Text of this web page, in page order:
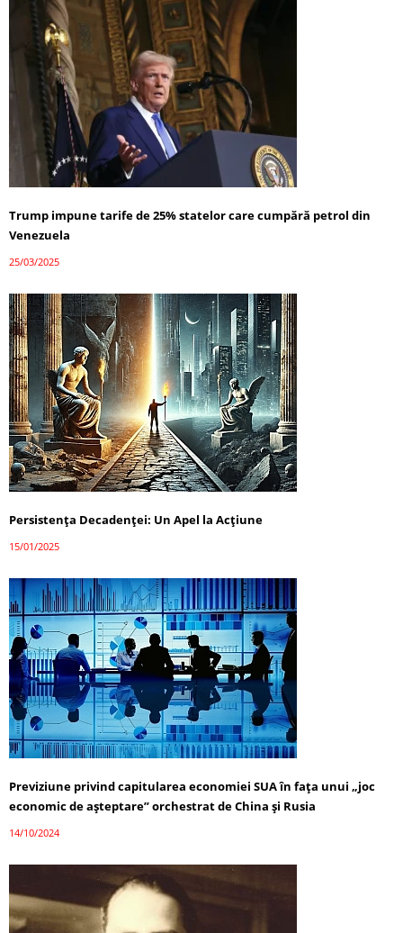
Trump impune tarife de 25% statelor care cumpără petrol din
Venezuela
25/03/2025
Persistența Decadenței: Un Apel la Acțiune
15/01/2025
Previziune privind capitularea economiei SUA în fața unui „joc
economic de așteptare” orchestrat de China și Rusia
14/10/2024